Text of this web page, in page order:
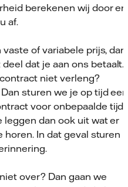
berekenen wij door en
af.
of variabele prijs, dan
dat je aan ons betaalt.
niet verleng?
sturen we je op tijd een
voor onbepaalde tijd
leggen dan ook uit wat er
In dat geval sturen
over? Dan gaan we